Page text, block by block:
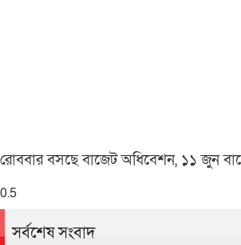
রোববার বসছে বাজেট অধিবেশন, ১১ জুন
সর্বশেষ সংবাদ